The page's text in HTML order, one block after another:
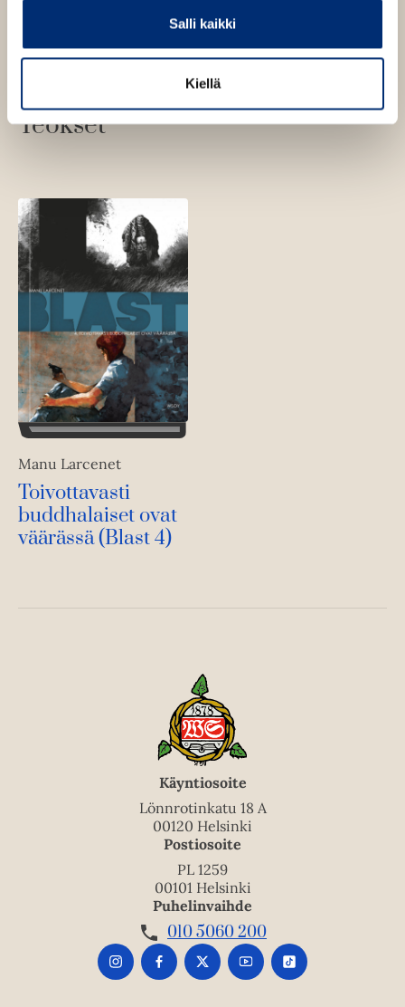
Salli kaikki
Kiellä
Kuva: Dargaud / Rita Scaglia
Teokset
Manu Larcenet
Toivottavasti
buddhalaiset ovat
väärässä (Blast 4)
Käyntiosoite
Lönnrotinkatu 18 A
00120 Helsinki
Postiosoite
PL 1259
00101 Helsinki
Puhelinvaihde
010 5060 200